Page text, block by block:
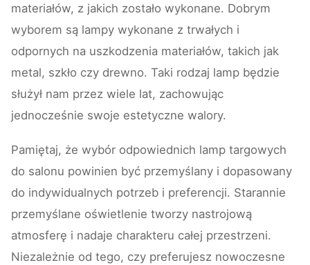
materiałów, z jakich zostało wykonane. Dobrym
wyborem są lampy wykonane z trwałych i
odpornych na uszkodzenia materiałów, takich jak
metal, szkło czy drewno. Taki rodzaj lamp będzie
służył nam przez wiele lat, zachowując
jednocześnie swoje estetyczne walory.
Pamiętaj, że wybór odpowiednich lamp targowych
do salonu powinien być przemyślany i dopasowany
do indywidualnych potrzeb i preferencji. Starannie
przemyślane oświetlenie tworzy nastrojową
atmosferę i nadaje charakteru całej przestrzeni.
Niezależnie od tego, czy preferujesz nowoczesne